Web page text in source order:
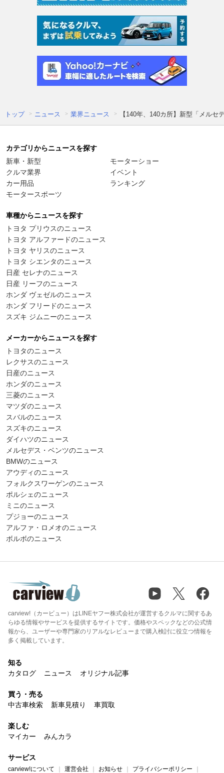
トップ ニュース 業界ニュース 【140年、140カ所】新型「メル
カテゴリからニュースを探す
新車・新型
クルマ業界
カー用品
モータースポーツ
モーターショー
イベント
ランキング
車種からニュースを探す
トヨタ プリウスのニュース
トヨタ アルファードのニュース
トヨタ ヤリスのニュース
トヨタ シエンタのニュース
日産 セレナのニュース
日産 リーフのニュース
ホンダ ヴェゼルのニュース
ホンダ フリードのニュース
スズキ ジムニーのニュース
メーカーからニュースを探す
トヨタのニュース
レクサスのニュース
日産のニュース
ホンダのニュース
三菱のニュース
マツダのニュース
スバルのニュース
スズキのニュース
ダイハツのニュース
メルセデス・ベンツのニュース
BMWのニュース
アウディのニュース
フォルクスワーゲンのニュース
ポルシェのニュース
ミニのニュース
プジョーのニュース
アルファ・ロメオのニュース
ボルボのニュース
carview!（カービュー）はLINEヤフー株式会社が運営するクルマに関するあ
らゆる情報やサービスを提供するサイトです。価格やスペックなどの公式情
報から、ユーザーや専門家のリアルなレビューまで購入検討に役立つ情報を
多く掲載しています。
知る
カタログ
ニュース オリジナル記事
買う・売る
中古車検索
新車見積り 車買取
楽しむ
マイカー
みんカラ
サービス
carview!について 運営会社 お知らせ プライバシーポリシー